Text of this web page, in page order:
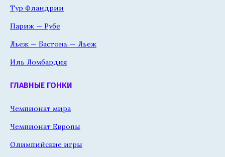
Тур Фландрии
Париж — Рубе
Льеж — Бастонь — Льеж
Иль Ломбардия
ГЛАВНЫЕ ГОНКИ
Чемпионат мира
Чемпионат Европы
Олимпийские игры